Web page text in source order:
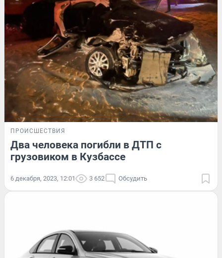
ПРОИСШЕСТВИЯ
Два человека погибли в ДТП с
грузовиком в Кузбассе
6 декабря, 2023, 12:01 3 652 Обсудить